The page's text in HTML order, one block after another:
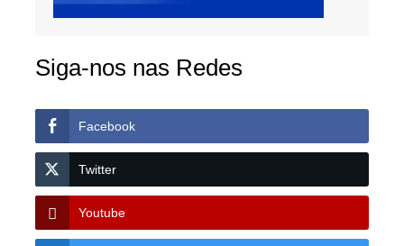
Siga-nos nas Redes
Facebook
Twitter
Youtube